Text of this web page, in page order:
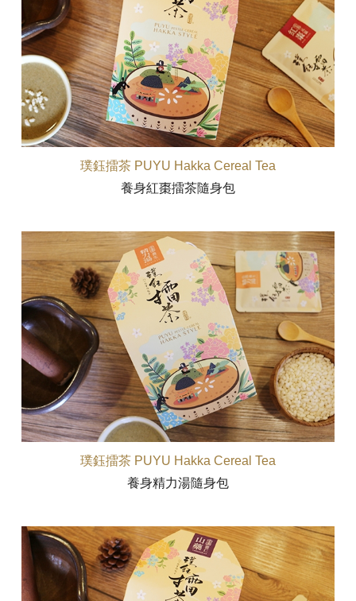
璞鈺擂茶 PUYU Hakka Cereal Tea
養身紅棗擂茶隨身包
璞鈺擂茶 PUYU Hakka Cereal Tea
養身精力湯隨身包